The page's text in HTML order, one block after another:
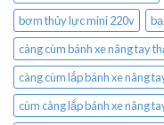
bơm thủy lực mini 220v
càng cùm bánh xe nâng tay
càng cùm lắp bánh xe nâng
cùm càng lắp bánh xe nâng